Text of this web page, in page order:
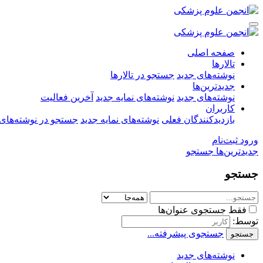
صفحه اصلی
تالارها
نوشته‌های جدید جستجو در تالارها
جدیدترین‌ها
نوشته‌های جدید نوشته‌های نمایه جدید آخرین فعالیت
کاربران
بازدیدکنندگان فعلی نوشته‌های نمایه جدید جستجو در نوشته‌های
ورود ثبت‌نام
جدیدترین‌ها جستجو
جستجو
فقط جستجوی عنوان‌ها
توسط:
جستجو جستجوی پیشرفته...
نوشته‌های جدید